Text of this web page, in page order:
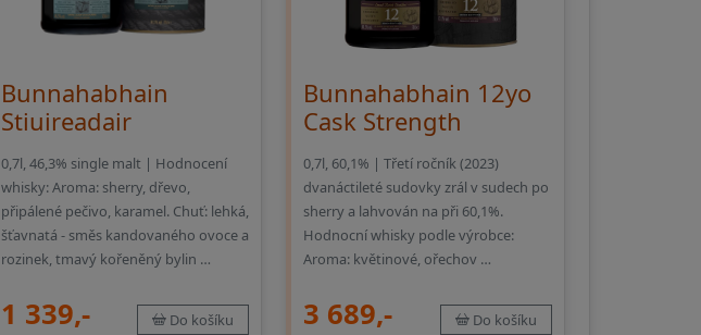
Bunnahabhain
Stiuireadair
0,7l, 46,3% single malt | Hodnocení
whisky: Aroma: sherry, dřevo,
připálené pečivo, karamel. Chuť: lehká,
šťavnatá - směs kandovaného ovoce a
rozinek, tmavý kořeněný bylin …
1 339,- Do košíku
Bunnahabhain 12yo
Cask Strength
0,7l, 60,1% | Třetí ročník (2023)
dvanáctileté sudovky zrál v sudech po
sherry a lahvován na při 60,1%.
Hodnocní whisky podle výrobce:
Aroma: květinové, ořechov …
3 689,- Do košíku